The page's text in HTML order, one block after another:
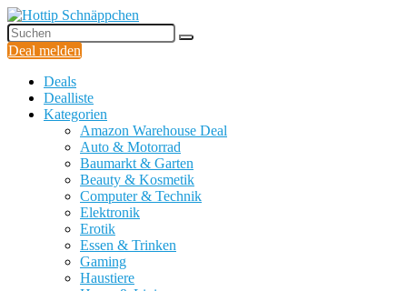
Deal melden
Deals
Dealliste
Kategorien
Amazon Warehouse Deal
Auto & Motorrad
Baumarkt & Garten
Beauty & Kosmetik
Computer & Technik
Elektronik
Erotik
Essen & Trinken
Gaming
Haustiere